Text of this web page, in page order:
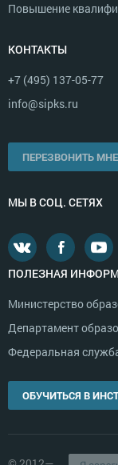
Повышение
КОНТАКТЫ
+7 (495) 137-05-77
info@sipks.ru
ПЕРЕЗВОНИТЬ МНЕ
МЫ В СОЦ. СЕТЯХ
ПОЛЕЗНАЯ
Министерство
Департамент
Федеральная
ОБУЧИТЬСЯ В